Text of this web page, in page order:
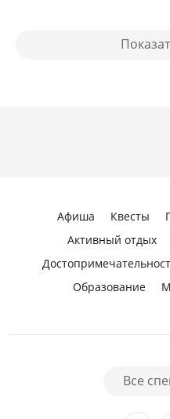
Афиша Квесты
Активный отдых
Образование
Все